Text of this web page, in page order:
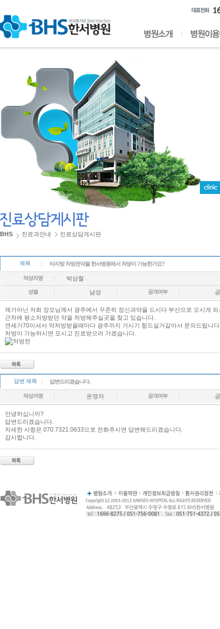
BHS 진료과안내 진료상담게시판
제목 타지방 처방전약을 한서병원에서 처방이 가능한가요?
작성자명 박상철
성별 남성 공개여부
제가아닌 저희 장모님께서 광주에서 꾸준히 정신과약을 드시다 부산으로 오시게 되
근처에 평소처방받던 약을 처방해주실곳을 찾고 있습니다.
연세가70이셔서 약처방받을때마다 광주까지 가시기 힘드실거같아서 문의드립니
처방이 가능하시면 모시고 진료받으러 가겠습니다.
답변 제목 답변드리겠습니다.
작성자명 운영자 공개여부
안녕하십니까?
답변드리겠습니다.
자세한 사항은 070.7321.0633으로 전화주시면 답변해드리겠습니다.
감사합니다.